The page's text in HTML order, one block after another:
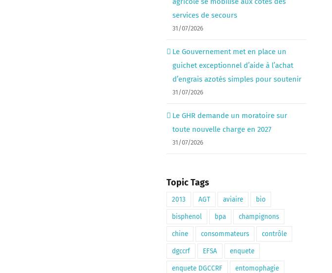
services de secours
31/07/2026
Le Gouvernement met en place un
guichet exceptionnel d’aide à l’achat
d’engrais azotés simples pour soutenir
31/07/2026
Le GHR demande un moratoire sur
toute nouvelle charge en 2027
31/07/2026
Topic Tags
2013 AGT aviaire bio
bisphenol bpa champignons
chine consommateurs contrôle
dgccrf EFSA enquete
enquete DGCCRF entomophagie